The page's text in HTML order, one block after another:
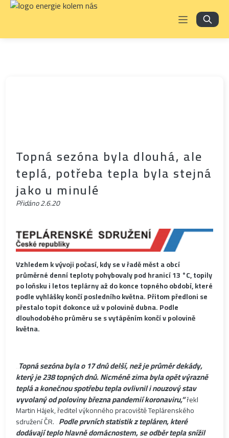
Topná sezóna byla dlouhá, ale
teplá, potřeba tepla byla stejná
jako u minulé
Přidáno2.6.20
Vzhledem k vývoji počasí, kdy se v řadě měst a obcí
průměrné denní teploty pohybovaly pod hranicí 13 °C, topily
po loňsku i letos teplárny až do konce topného období, které
podle vyhlášky končí posledního května. Přitom předloni se
přestalo topit dokonce už v polovině dubna. Podle
dlouhodobého průměru se s vytápěním končí v polovině
května.
„Topná sezóna byla o 17 dnů delší, než je průměr dekády,
který je 238 topných dnů. Nicméně zima byla opět výrazně
teplá a konečnou spotřebu tepla ovlivnil i nouzový stav
vyvolaný od poloviny března pandemií koronaviru,“řekl
Martin Hájek, ředitel výkonného pracoviště Teplárenského
sdružení ČR.„Podle prvních statistik z tepláren, které
dodávají teplo hlavně domácnostem, se odběr tepla snížil